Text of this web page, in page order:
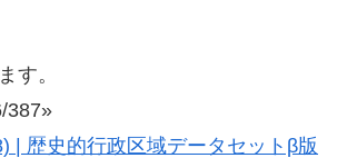
す。
387»
| 歴史的行政区域データセットβ版